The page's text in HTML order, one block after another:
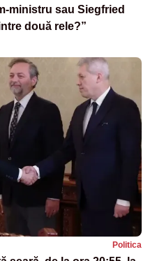
ministru sau Siegfried
două rele?”
Politica